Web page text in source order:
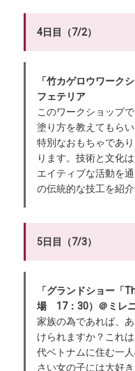
4日目（7/2）
「竹カゲロウワーク
フェテリア
このワークショップ
塗り方を教えてもら
特別なおもちゃであ
ります。技術と文化
エイティブな活動を
の伝統的な技工を紹
5日目（7/3）
「グランドショー「
場 17：30）＠ミレ
家族の為であれば、
けられますか？これ
代ベトナムに住む一
さい女の子には大好